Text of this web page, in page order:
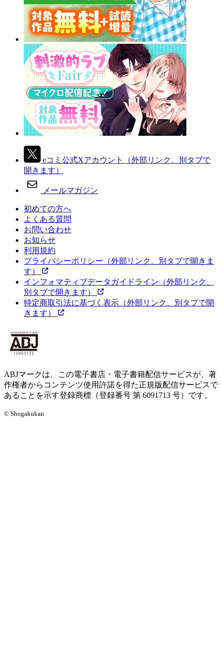
eコミ公式Xアカウント
（外部リンク、別タブで
開きます）
メールマガジン
初めての方へ
よくある質問
お問い合わせ
お知らせ
利用規約
プライバシーポリシー （外部リンク、別タブで開きま
す）
インフォマティブデータガイドライン （外部リンク、
別タブで開きます）
特定商取引法に基づく表示 （外部リンク、別タブで開
きます）
ABJマークは、この電子書店・電子書籍配信サービスが、著
作権者からコンテンツ使用許諾を得た正規版配信サービスで
あることを示す登録商標（登録番号 第 6091713 号）です。
© Shogakukan